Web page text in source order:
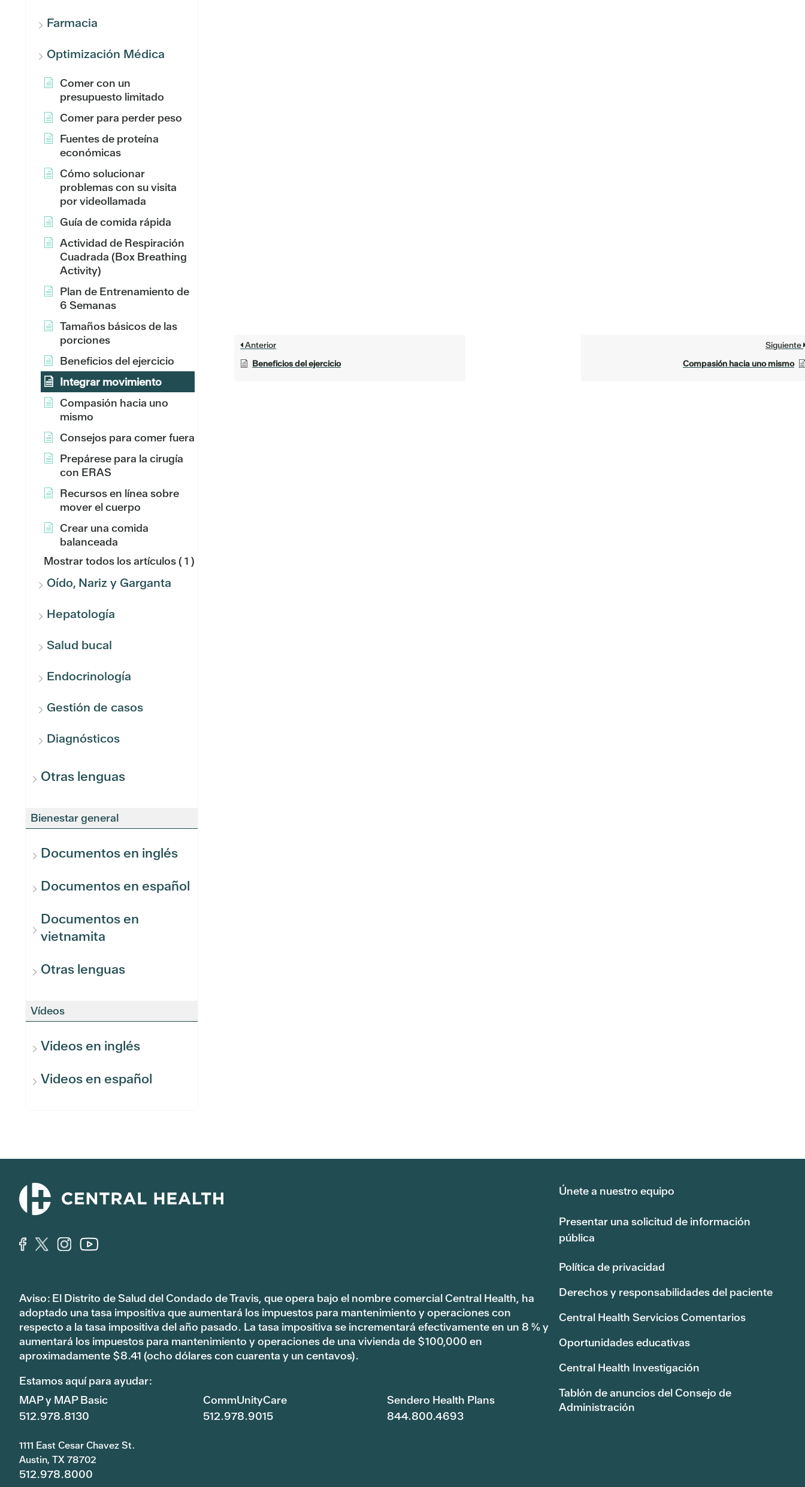
Farmacia
Optimización Médica
Comer con un
presupuesto limitado
Comer para perder peso
Fuentes de proteína
económicas
Cómo solucionar
problemas con su visita
por videollamada
Guía de comida rápida
Actividad de Respiración
Cuadrada (Box Breathing
Activity)
Plan de Entrenamiento de
6 Semanas
Tamaños básicos de las
porciones
Beneficios del ejercicio
Integrar movimiento
Compasión hacia uno
mismo
Consejos para comer fuera
Prepárese para la cirugía
con ERAS
Recursos en línea sobre
mover el cuerpo
Crear una comida
balanceada
Mostrar todos los artículos( 1 )
Oído, Nariz y Garganta
Hepatología
Salud bucal
Endocrinología
Gestión de casos
Diagnósticos
Otras lenguas
Bienestar general
Documentos en inglés
Documentos en español
Documentos en
vietnamita
Otras lenguas
Vídeos
Videos en inglés
Videos en español
Anterior
Beneficios del ejercicio
Siguiente
Compasión hacia uno mismo
Aviso: El Distrito de Salud del Condado de Travis, que opera bajo el nombre comercial Central Health, ha
adoptado una tasa impositiva que aumentará los impuestos para mantenimiento y operaciones con
respecto a la tasa impositiva del año pasado. La tasa impositiva se incrementará efectivamente en un 8 % y
aumentará los impuestos para mantenimiento y operaciones de una vivienda de $100,000 en
aproximadamente $8.41 (ocho dólares con cuarenta y un centavos).
Estamos aquí para ayudar:
MAP y MAP Basic
512.978.8130
CommUnityCare
512.978.9015
Sendero Health Plans
844.800.4693
1111 East Cesar Chavez St.
Austin, TX 78702
512.978.8000
Únete a nuestro equipo
Presentar una solicitud de información
pública
Política de privacidad
Derechos y responsabilidades del paciente
Central Health Servicios Comentarios
Oportunidades educativas
Central Health Investigación
Tablón de anuncios del Consejo de
Administración